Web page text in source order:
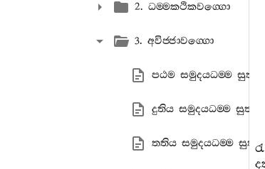
2. ධම‍්මකථිකවග‍්ගො
3. අවිජ‍්ජාවග‍්ගො
පඨම සමුදයධම‍්ම සුත‍්තං
දුතිය සමුදයධම‍්ම සුත‍්තං
තතිය සමුදයධම‍්ම